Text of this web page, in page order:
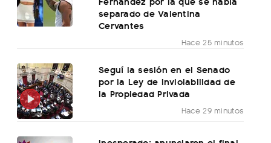
separado de Valentina
Cervantes
Hace 25 minutos
Seguí la sesión en el Senado
por la Ley de Inviolabilidad de
la Propiedad Privada
Hace 29 minutos